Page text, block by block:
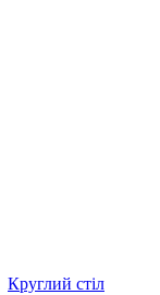
Круглий стіл